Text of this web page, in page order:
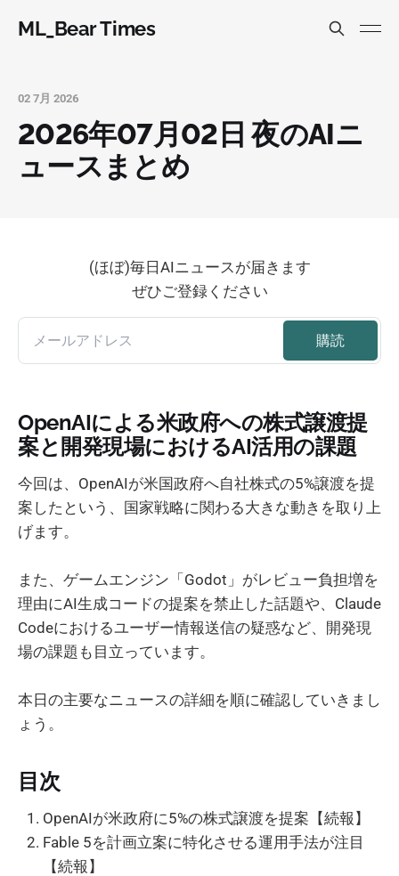
ML_Bear Times
02 7月 2026
2026年07月02日 夜のAIニ
ュースまとめ
(ほぼ)毎日AIニュースが届きます
ぜひご登録ください
OpenAIによる米政府への株式譲渡提
案と開発現場におけるAI活用の課題
今回は、OpenAIが米国政府へ自社株式の5%譲渡を提
案したという、国家戦略に関わる大きな動きを取り上
げます。
また、ゲームエンジン「Godot」がレビュー負担増を
理由にAI生成コードの提案を禁止した話題や、Claude
Codeにおけるユーザー情報送信の疑惑など、開発現
場の課題も目立っています。
本日の主要なニュースの詳細を順に確認していきまし
ょう。
目次
OpenAIが米政府に5%の株式譲渡を提案【続報】
Fable 5を計画立案に特化させる運用手法が注目
【続報】